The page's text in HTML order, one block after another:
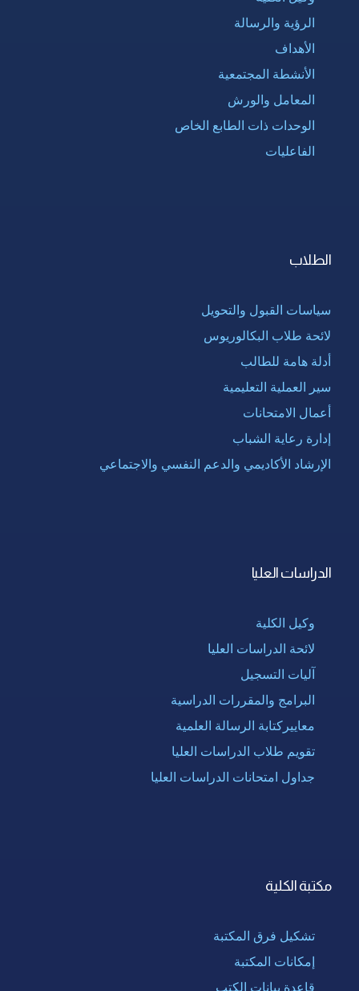
الرؤية والرسالة
الأهداف
الأنشطة المجتمعية
المعامل والورش
الوحدات ذات الطابع الخاص
الفاعليات
الطلاب
سياسات القبول والتحويل
لائحة طلاب البكالوريوس
أدلة هامة للطالب
سير العملية التعليمية
أعمال الامتحانات
إدارة رعاية الشباب
الإرشاد الأكاديمي والدعم النفسي والاجتماعي
الدراسات العليا
وكيل الكلية
لائحة الدراسات العليا
آليات التسجيل
البرامج والمقررات الدراسية
معاييركتابة الرسالة العلمية
تقويم طلاب الدراسات العليا
جداول امتحانات الدراسات العليا
مكتبة الكلية
تشكيل فرق المكتبة
إمكانات المكتبة
قاعدة بيانات الكتب